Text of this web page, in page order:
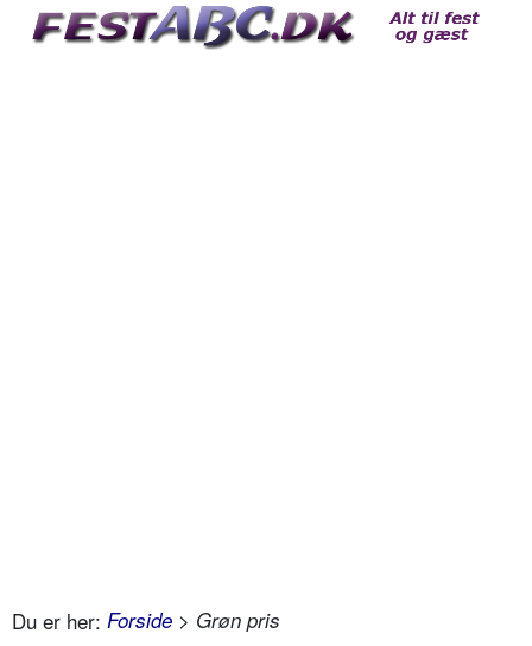
Du er her: Forside > Grøn pris